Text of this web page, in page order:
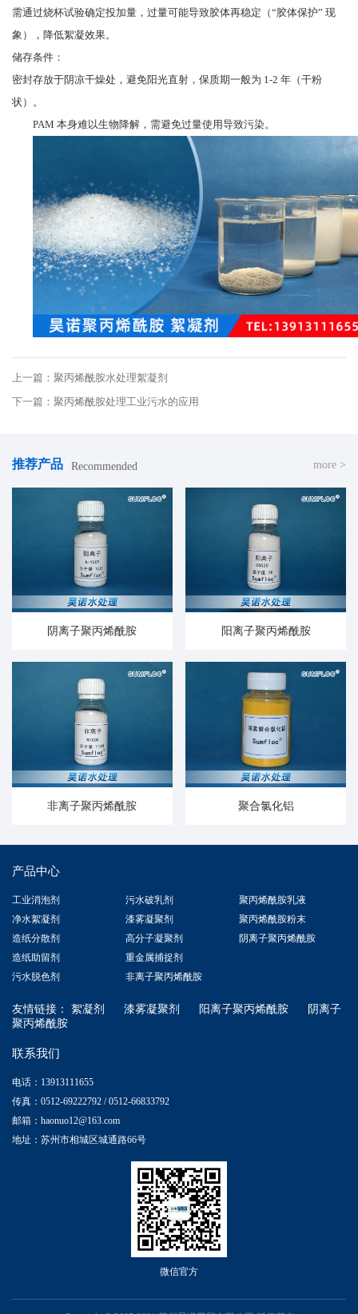
需通过烧杯试验确定投加量，过量可能导致胶体再稳定（“胶体保护” 现
象），降低絮凝效果。
储存条件：
密封存放于阴凉干燥处，避免阳光直射，保质期一般为 1-2 年（干粉
状）。
PAM 本身难以生物降解，需避免过量使用导致污染。
上一篇：聚丙烯酰胺水处理絮凝剂
下一篇：聚丙烯酰胺处理工业污水的应用
推荐产品 Recommended more >
阴离子聚丙烯酰胺 阳离子聚丙烯酰胺
非离子聚丙烯酰胺 聚合氯化铝
产品中心
工业消泡剂
净水絮凝剂
造纸分散剂
造纸助留剂
污水脱色剂
污水破乳剂
漆雾凝聚剂
高分子凝聚剂
重金属捕捉剂
非离子聚丙烯酰胺
聚丙烯酰胺乳液
聚丙烯酰胺粉末
阴离子聚丙烯酰胺
友情链接： 絮凝剂 漆雾凝聚剂 阳离子聚丙烯酰胺
阴离子
聚丙烯酰胺
联系我们
电话：13913111655
传真：0512-69222792 / 0512-66833792
邮箱：haonuo12@163.com
地址：苏州市相城区城通路66号
微信官方